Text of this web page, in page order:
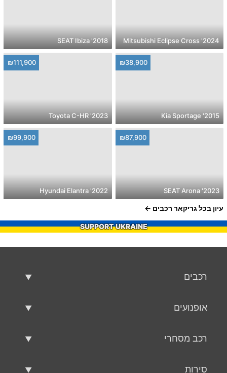
2024' Mitsubishi Eclipse Cross
2018' SEAT Ibiza
₪38,900
2015' Kia Sportage
₪111,900
2023' Toyota C-HR
₪87,900
2023' SEAT Arona
₪99,900
2022' Hyundai Elantra
עיון בכל גריקאר רכבים
SUPPORT UKRAINE
רכבים
אופנועים
רכב מסחרי
סירות